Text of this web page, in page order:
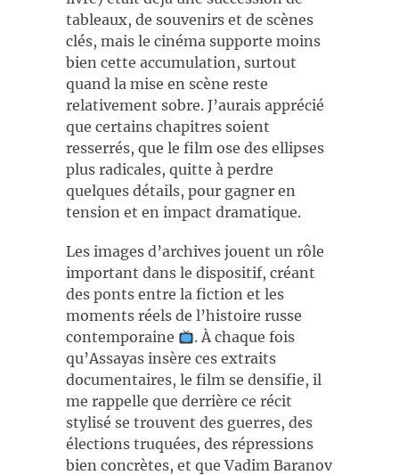
tableaux, de souvenirs et de scènes
clés, mais le cinéma supporte moins
bien cette accumulation, surtout
quand la mise en scène reste
relativement sobre. J’aurais apprécié
que certains chapitres soient
resserrés, que le film ose des ellipses
plus radicales, quitte à perdre
quelques détails, pour gagner en
tension et en impact dramatique.
Les images d’archives jouent un rôle
important dans le dispositif, créant
des ponts entre la fiction et les
moments réels de l’histoire russe
contemporaine
. À chaque fois
qu’Assayas insère ces extraits
documentaires, le film se densifie, il
me rappelle que derrière ce récit
stylisé se trouvent des guerres, des
élections truquées, des répressions
bien concrètes, et que Vadim Baranov